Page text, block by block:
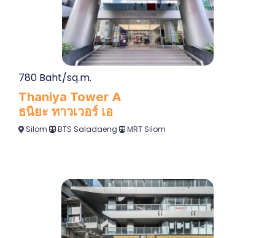
780 Baht/sq.m.
Thaniya Tower A
ธนิยะ ทาวเวอร์ เอ
Silom BTS Saladaeng MRT Silom